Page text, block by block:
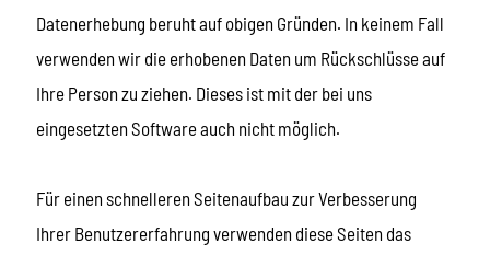
Datenerhebung beruht auf obigen Gründen. In keinem Fall
verwenden wir die erhobenen Daten um Rückschlüsse auf
Ihre Person zu ziehen. Dieses ist mit der bei uns
eingesetzten Software auch nicht möglich.
Für einen schnelleren Seitenaufbau zur Verbesserung
Ihrer Benutzererfahrung verwenden diese Seiten das